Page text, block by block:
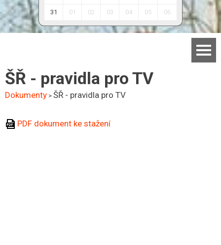
31 01 02 03 04 05 06
Domů
Základní škola
Aktuality
ŠŘ - pravidla pro TV
Dokumenty >ŠŘ - pravidla pro TV
PDF dokument ke stažení